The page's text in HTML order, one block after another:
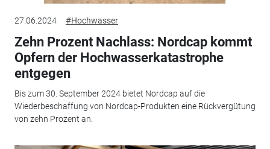
27.06.2024 #Hochwasser
Zehn Prozent Nachlass: Nordcap kommt
Opfern der Hochwasserkatastrophe
entgegen
Bis zum 30. September 2024 bietet Nordcap auf die
Wiederbeschaffung von Nordcap-Produkten eine Rückvergütung
von zehn Prozent an.